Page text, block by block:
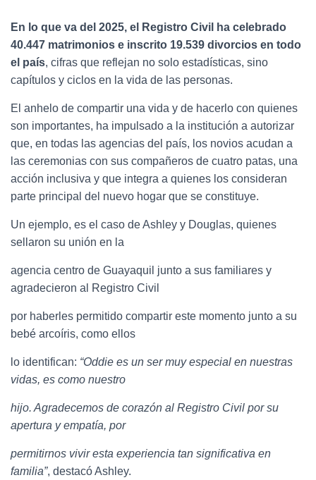
En lo que va del 2025, el Registro Civil ha celebrado
40.447 matrimonios e inscrito 19.539 divorcios en todo
el país, cifras que reflejan no solo estadísticas, sino
capítulos y ciclos en la vida de las personas.
El anhelo de compartir una vida y de hacerlo con quienes
son importantes, ha impulsado a la institución a autorizar
que, en todas las agencias del país, los novios acudan a
las ceremonias con sus compañeros de cuatro patas, una
acción inclusiva y que integra a quienes los consideran
parte principal del nuevo hogar que se constituye.
Un ejemplo, es el caso de Ashley y Douglas, quienes
sellaron su unión en la
agencia centro de Guayaquil junto a sus familiares y
agradecieron al Registro Civil
por haberles permitido compartir este momento junto a su
bebé arcoíris, como ellos
lo identifican: “Oddie es un ser muy especial en nuestras
vidas, es como nuestro
hijo. Agradecemos de corazón al Registro Civil por su
apertura y empatía, por
permitirnos vivir esta experiencia tan significativa en
familia”, destacó Ashley.